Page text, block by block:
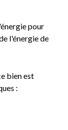
pour
l'énergie de
bien est
: